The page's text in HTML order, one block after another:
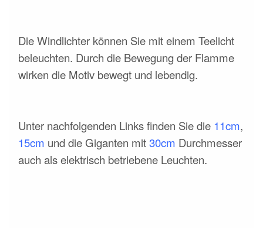
Die Windlichter können Sie mit einem Teelicht
beleuchten. Durch die Bewegung der Flamme
wirken die Motiv bewegt und lebendig.
Unter nachfolgenden Links finden Sie die 11cm,
15cm und die Giganten mit30cm Durchmesser
auch als elektrisch betriebene Leuchten.